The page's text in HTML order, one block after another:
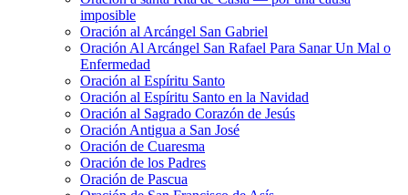
imposible
Oración al Arcángel San Gabriel
Oración Al Arcángel San Rafael Para Sanar Un Mal o
Enfermedad
Oración al Espíritu Santo
Oración al Espíritu Santo en la Navidad
Oración al Sagrado Corazón de Jesús
Oración Antigua a San José
Oración de Cuaresma
Oración de los Padres
Oración de Pascua